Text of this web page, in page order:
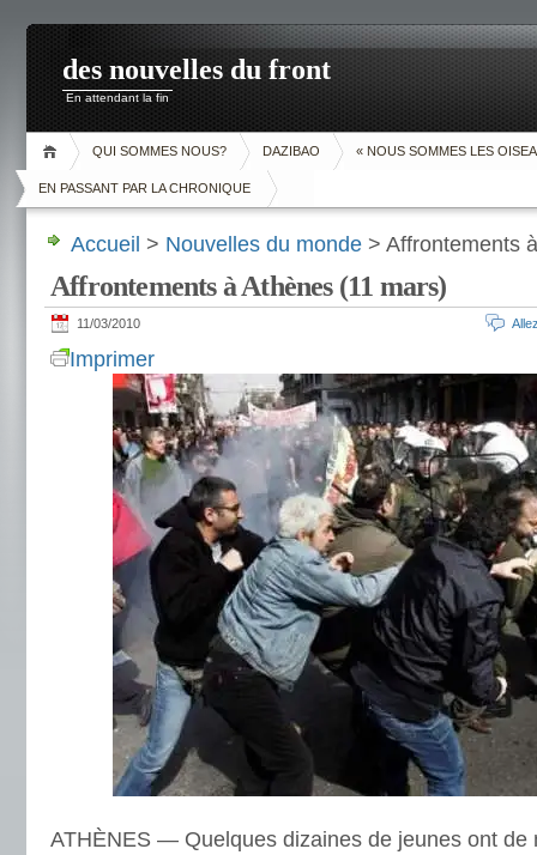
des nouvelles du front
En attendant la fin
QUI SOMMES NOUS? DAZIBAO « NOUS SOMMES LES
EN PASSANT PAR LA CHRONIQUE
Accueil > Nouvelles du monde > Affrontements
Affrontements à Athènes (11 mars)
11/03/2010
Imprimer
ATHÈNES — Quelques dizaines de jeunes ont de